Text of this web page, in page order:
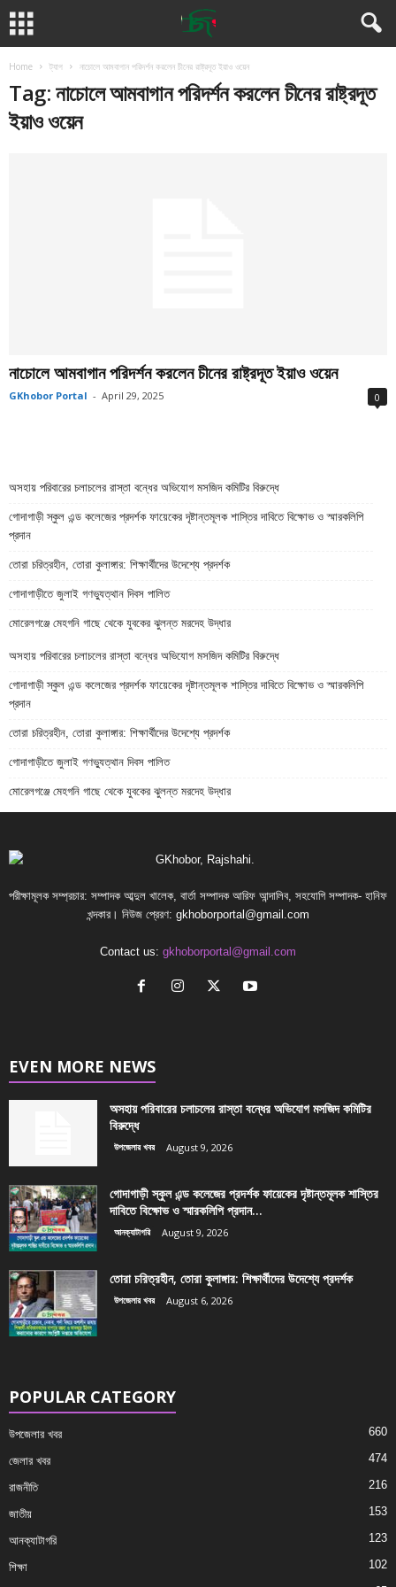
Home ট্যাগ নাচোলে আমবাগান পরিদর্শন করলেন চীনের রাষ্ট্রদূত ইয়াও ওয়েন
Tag: নাচোলে আমবাগান পরিদর্শন করলেন চীনের রাষ্ট্রদূত
ইয়াও ওয়েন
নাচোলে আমবাগান পরিদর্শন করলেন চীনের রাষ্ট্রদূত ইয়াও ওয়েন
GKhobor Portal - April 29, 2025 0
অসহায় পরিবারের চলাচলের রাস্তা বন্ধের অভিযোগ মসজিদ কমিটির বিরুদ্ধে
গোদাগাড়ী স্কুল এন্ড কলেজের প্রদর্শক ফায়েকের দৃষ্টান্তমূলক শাস্তির দাবিতে বিক্ষোভ ও স্মারকলিপি
প্রদান
তোরা চরিত্রহীন, তোরা কুলাঙ্গার: শিক্ষার্থীদের উদেশ্যে প্রদর্শক
গোদাগাড়ীতে জুলাই গণভ্যুত্থান দিবস পালিত
মোরেলগঞ্জে মেহগনি গাছে থেকে যুবকের ঝুলন্ত মরদেহ উদ্ধার
অসহায় পরিবারের চলাচলের রাস্তা বন্ধের অভিযোগ মসজিদ কমিটির বিরুদ্ধে
গোদাগাড়ী স্কুল এন্ড কলেজের প্রদর্শক ফায়েকের দৃষ্টান্তমূলক শাস্তির দাবিতে বিক্ষোভ ও স্মারকলিপি
প্রদান
তোরা চরিত্রহীন, তোরা কুলাঙ্গার: শিক্ষার্থীদের উদেশ্যে প্রদর্শক
গোদাগাড়ীতে জুলাই গণভ্যুত্থান দিবস পালিত
মোরেলগঞ্জে মেহগনি গাছে থেকে যুবকের ঝুলন্ত মরদেহ উদ্ধার
পরীক্ষামূলক সম্প্রচার: সম্পাদক আব্দুল খালেক, বার্তা সম্পাদক আরিফ আন্দালিব, সহযোগি সম্পাদক- হানিফ
খন্দকার। নিউজ প্রেরণ: gkhoborportal@gmail.com
Contact us: gkhoborportal@gmail.com
EVEN MORE NEWS
অসহায় পরিবারের চলাচলের রাস্তা বন্ধের অভিযোগ মসজিদ কমিটির
বিরুদ্ধে
উপজেলার খবর August 9, 2026
গোদাগাড়ী স্কুল এন্ড কলেজের প্রদর্শক ফায়েকের দৃষ্টান্তমূলক শাস্তির
দাবিতে বিক্ষোভ ও স্মারকলিপি প্রদান...
আনক্যাটাগরি August 9, 2026
তোরা চরিত্রহীন, তোরা কুলাঙ্গার: শিক্ষার্থীদের উদেশ্যে প্রদর্শক
উপজেলার খবর August 6, 2026
POPULAR CATEGORY
উপজেলার খবর 660
জেলার খবর 474
রাজনীতি 216
জাতীয় 153
আনক্যাটাগরি 123
শিক্ষা
102